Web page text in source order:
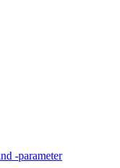
-parameter